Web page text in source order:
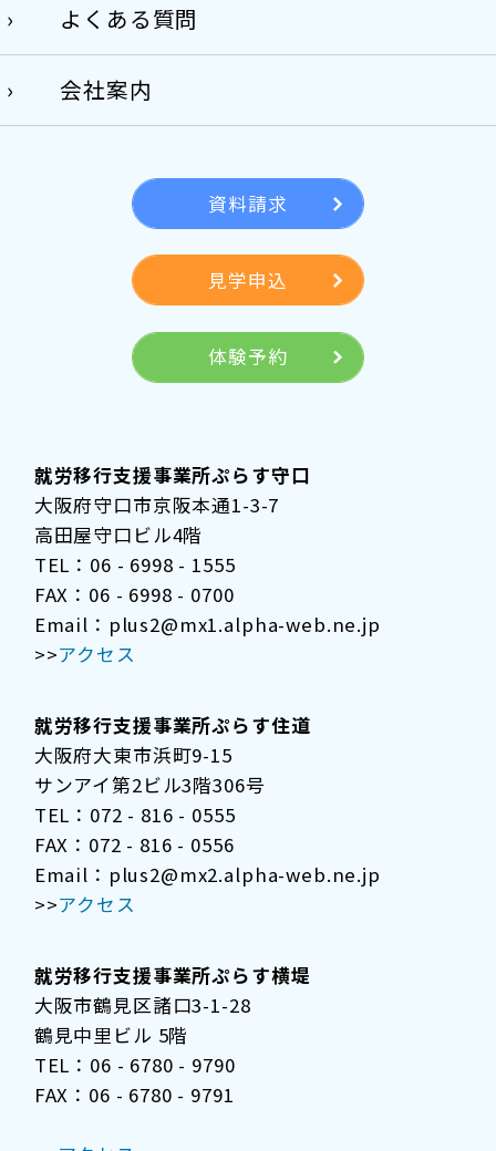
よくある質問
会社案内
資料請求
見学申込
体験予約
就労移行支援事業所ぷらす守口
大阪府守口市京阪本通1-3-7
高田屋守口ビル4階
TEL：06 - 6998 - 1555
FAX：06 - 6998 - 0700
Email：plus2@mx1.alpha-web.ne.jp
>>アクセス
就労移行支援事業所ぷらす住道
大阪府大東市浜町9-15
サンアイ第2ビル3階306号
TEL：072 - 816 - 0555
FAX：072 - 816 - 0556
Email：plus2@mx2.alpha-web.ne.jp
>>アクセス
就労移行支援事業所ぷらす横堤
大阪市鶴見区諸口3-1-28
鶴見中里ビル 5階
TEL：06 - 6780 - 9790
FAX：06 - 6780 - 9791